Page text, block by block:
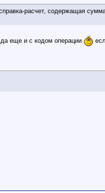
расчет, содержащая
да еще и с кодом операции